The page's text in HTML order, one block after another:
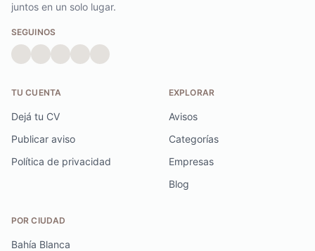
juntos en un solo lugar.
SEGUINOS
TU CUENTA
Dejá tu CV
Publicar aviso
Política de privacidad
EXPLORAR
Avisos
Categorías
Empresas
Blog
POR CIUDAD
Bahía Blanca